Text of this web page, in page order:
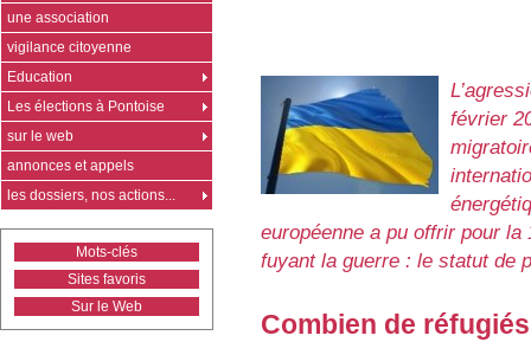
février
européenne a pu offrir pour la
fuyant la guerre : le statut de
Combien de
une association
vigilance citoyenne
Education
Les élections à Pontoise
sur le web
annonces et appels
les dossiers, nos actions...
Mots-clés
Sites favoris
Sur le Web